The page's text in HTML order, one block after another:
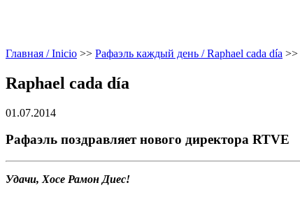
Главная / Inicio >> Рафаэль каждый день / Raphael cada día >>
Raphael cada día
01.07.2014
Рафаэль поздравляет нового директора RTVE
Удачи, Хосе Рамон Диес!